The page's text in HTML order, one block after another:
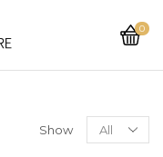
0
Show